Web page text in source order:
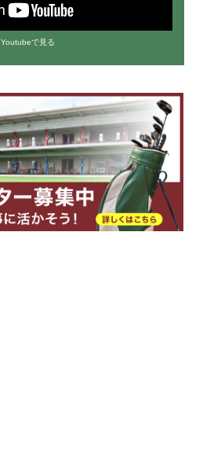
Youtubeで見る